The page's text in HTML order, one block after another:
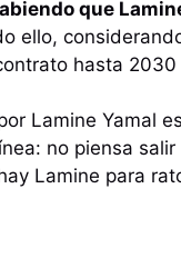
que
ello,
hasta 2030
Lamine Yamal
no piensa
Lamine para